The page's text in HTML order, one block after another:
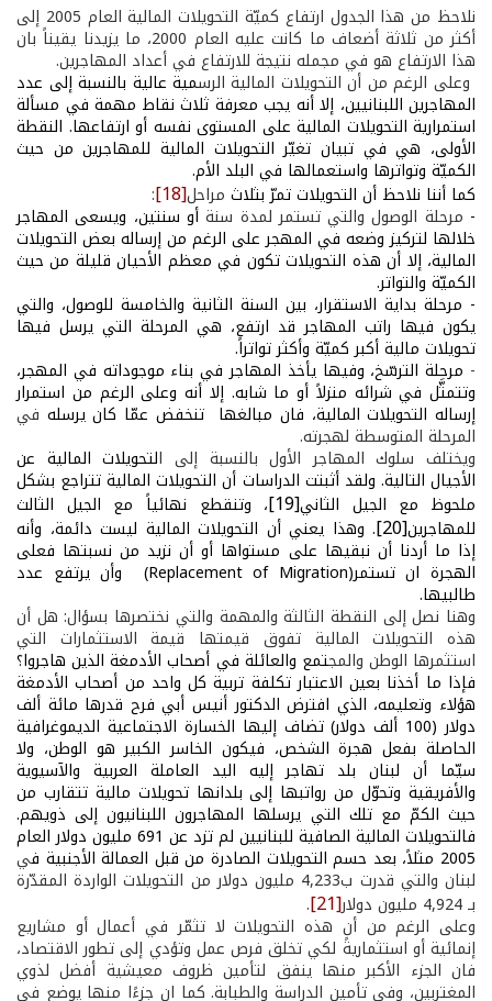
نلاحظ من هذا الجدول ارتفاع كميّة التحويلات المالية العام 2005 إلى
أكثر من ثلاثة أضعاف ما كانت عليه العام 2000، ما يزيدنا يقيناً بان
هذا الارتفاع هو في مجمله نتيجة للارتفاع في أعداد المهاجرين.
وعلى الرغم من أن التحويلات المالية الرسمية عالية بالنسبة إلى عدد
المهاجرين اللبنانيين، إلا أنه يجب معرفة ثلاث نقاط مهمة في مسألة
استمرارية التحويلات المالية على المستوى نفسه أو ارتفاعها. النقطة
الأولى، هي في تبيان تغيّر التحويلات المالية للمهاجرين من حيث
الكميّة وتواترها واستعمالها في البلد الأم.
كما أننا نلاحظ أن التحويلات تمرّ بثلاث مراحل[18]
:
- مرحلة الوصول والتي تستمر لمدة سنةأو سنتين، ويسعى المهاجر
خلالها لتركيز وضعه في المهجر على الرغم من إرساله بعض التحويلات
المالية، إلا أن هذه التحويلات تكون في معظم الأحيان قليلة من حيث
الكميّة والتواتر.
- مرحلة بداية الاستقرار، بين السنة الثانية والخامسة للوصول، والتي
يكون فيها راتب المهاجر قد ارتفع، هي المرحلة التي يرسل فيها
تحويلات مالية أكبر كميّة وأكثر تواتراً.
- مرحلة الترسّخ، وفيها يأخذ المهاجر في بناء موجوداته في المهجر،
وتتمثَّل في شرائه منزلاً أو ما شابه. إلا أنه وعلى الرغم من استمرار
إرساله التحويلات المالية، فان مبالغها تنخفض عمّا كان يرسله في
المرحلة المتوسطة لهجرته.
ويختلف سلوك المهاجر الأول بالنسبة إلى التحويلات المالية عن
الأجيال التالية. ولقد أثبتت الدراسات أن التحويلات المالية تتراجع بشكل
ملحوظ مع الجيل الثاني[19] ، وتنقطع نهائياً مع الجيل الثالث
للمهاجرين[20] . وهذا يعني أن التحويلات المالية ليست دائمة، وأنه
إذا ما أردنا أن نبقيها على مستواها أو أن نزيد من نسبتها فعلى
الهجرة ان تستمر(Replacement of Migration) وأن يرتفع عدد
طالبيها.
وهنا نصل إلى النقطة الثالثة والمهمة والتي نختصرها بسؤال: هل أن
هذه التحويلات المالية تفوق قيمتها قيمة الاستثمارات التي
استثمرها الوطن والمجتمع والعائلة في أصحاب الأدمغة الذين هاجروا؟
فإذا ما أخذنا بعين الاعتبار تكلفة تربية كل واحد من أصحاب الأدمغة
هؤلاء وتعليمه، الذي افترض الدكتور أنيس أبي فرح قدرها مائة ألف
دولار (100 ألف دولار) تضاف إليها الخسارة الاجتماعية الديموغرافية
الحاصلة بفعل هجرة الشخص، فيكون الخاسر الكبير هو الوطن، ولا
سيّما أن لبنان بلد تهاجر إليه اليد العاملة العربية والآسيوية
والأفريقية وتحوّل من رواتبها إلى بلدانها تحويلات مالية تتقارب من
حيث الكمّ مع تلك التي يرسلها المهاجرون اللبنانيون إلى ذويهم.
فالتحويلات المالية الصافية للبنانيين لم تزد عن 691 مليون دولار العام
2005 مثلاً، بعد حسم التحويلات الصادرة من قبل العمالة الأجنبية ف ي
لبنان والتي قدرت ب4,233 مليون دولار من التحويلات الواردة المقدّرة
بـ 4,924 مليون دولار
[21]
.
وعلى الرغم من أن هذه التحويلات لا تثمّر في أعمال أو مشاريع
إنمائية أو استثماريةً لكي تخلق فرص عمل وتؤدي إلى تطور الاقتصاد،
فان الجزء الأكبر منها ينفق لتأمين ظروف معيشية أفضل لذوي
المغتربين، وفي تأمين الدراسة والطبابة. كما ان جزءًا منها يوضع في